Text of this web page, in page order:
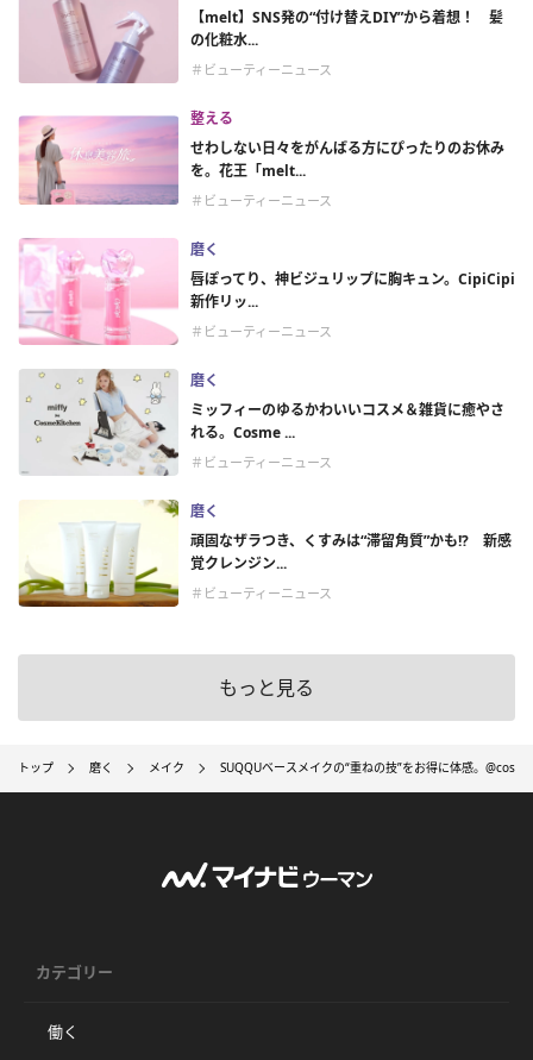
【melt】SNS発の“付け替えDIY”から着想！ 髪
の化粧水...
＃ビューティーニュース
整える
せわしない日々をがんばる方にぴったりのお休み
を。花王「melt...
＃ビューティーニュース
磨く
唇ぽってり、神ビジュリップに胸キュン。CipiCipi
新作リッ...
＃ビューティーニュース
磨く
ミッフィーのゆるかわいいコスメ＆雑貨に癒やさ
れる。Cosme ...
＃ビューティーニュース
磨く
頑固なザラつき、くすみは“滞留角質”かも!? 新感
覚クレンジン...
＃ビューティーニュース
もっと見る
トップ 磨く メイク SUQQUベースメイクの“重ねの技”をお得に体感。
カテゴリー
働く